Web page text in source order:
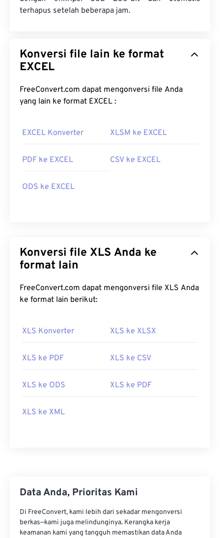
terhapus setelah beberapa jam.
Konversi file lain ke format
EXCEL
FreeConvert.com dapat mengonversi file Anda
yang lain ke format EXCEL :
EXCEL Konverter XLSM ke EXCEL
PDF ke EXCEL CSV ke EXCEL
ODS ke EXCEL
Konversi file XLS Anda ke
format lain
FreeConvert.com dapat mengonversi file XLS Anda
ke format lain berikut:
XLS Konverter XLS ke XLSX
XLS ke PDF XLS ke CSV
XLS ke ODS XLS ke PDF
XLS ke XML
Data Anda, Prioritas Kami
Di FreeConvert, kami lebih dari sekadar mengonversi
berkas—kami juga melindunginya. Kerangka kerja
keamanan kami yang tangguh memastikan data Anda